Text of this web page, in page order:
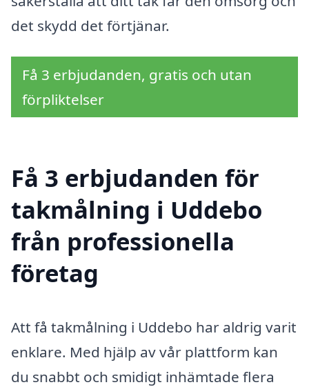
det skydd det förtjänar.
Få 3 erbjudanden, gratis och utan
förpliktelser
Få 3 erbjudanden för
takmålning i Uddebo
från professionella
företag
Att få takmålning i Uddebo har aldrig varit
enklare. Med hjälp av vår plattform kan
du snabbt och smidigt inhämtade flera